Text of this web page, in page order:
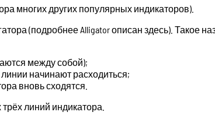
многих других популярных индикаторов).
(подробнее Alligator описан здесь). Такое
между собой);
начинают расходиться;
вновь сходятся.
линий индикатора.